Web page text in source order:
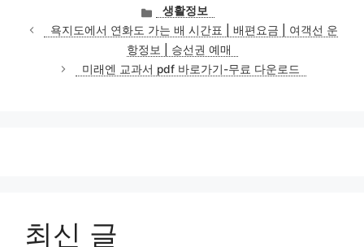
카
테
고
리
생활정보
욕지도에서 연화도 가는 배 시간표 | 배편요금 | 여객선 운
항정보 | 승선권 예매
미래엔 교과서 pdf 바로가기-무료 다운로드
최신 글